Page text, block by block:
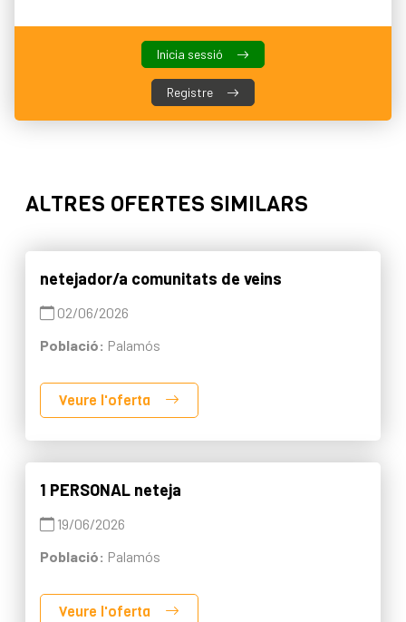
Inicia sessió
Registre
ALTRES OFERTES SIMILARS
netejador/a comunitats de veins
02/06/2026
Població: Palamós
Veure l'oferta
1 PERSONAL neteja
19/06/2026
Població: Palamós
Veure l'oferta